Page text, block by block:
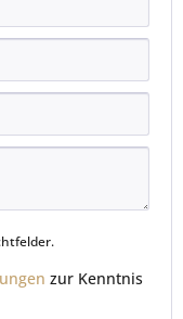
zur Kenntnis